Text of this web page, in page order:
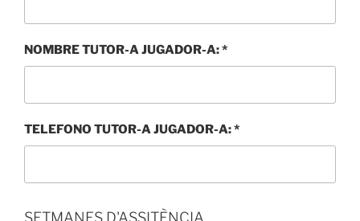
NOMBRE TUTOR-A JUGADOR-A:*
TELEFONO TUTOR-A JUGADOR-A:*
SETMANES D'ASSITÈNCIA